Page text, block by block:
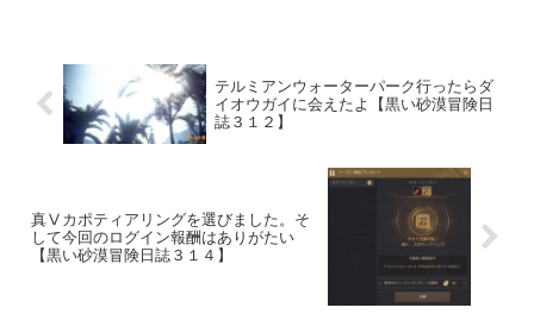
テルミアンウォーターパーク行ったらダ
イオウガイに会えたよ【黒い砂漠冒険日
誌３１２】
真Ⅴカポティアリングを選びました。そ
して今回のログイン報酬はありがたい
【黒い砂漠冒険日誌３１４】